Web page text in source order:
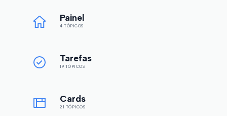
Painel
4 TÓPICOS
Tarefas
19 TÓPICOS
Cards
21 TÓPICOS